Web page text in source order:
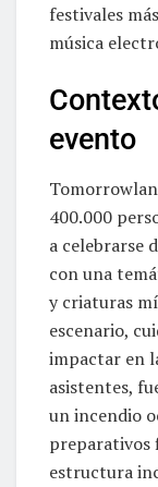
festivales
música
evento
400.000
a celebrarse
con una
y criaturas
escenario,
impactar en
asistentes,
un incendio
preparativos
estructura